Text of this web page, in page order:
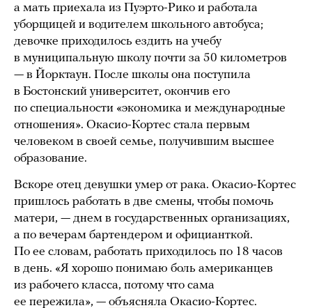
а мать приехала из Пуэрто-Рико и работала
уборщицей и водителем школьного автобуса;
девочке приходилось ездить на учебу
в муниципальную школу почти за 50 километров
— в Йорктаун. После школы она поступила
в Бостонский университет, окончив его
по специальности «экономика и международные
отношения». Окасио-Кортес стала первым
человеком в своей семье, получившим высшее
образование.
Вскоре отец девушки умер от рака. Окасио-Кортес
пришлось работать в две смены, чтобы помочь
матери, — днем в государственных организациях,
а по вечерам бартендером и официанткой.
По ее словам, работать приходилось по 18 часов
в день. «Я хорошо понимаю боль американцев
из рабочего класса, потому что сама
ее пережила», — объясняла Окасио-Кортес.